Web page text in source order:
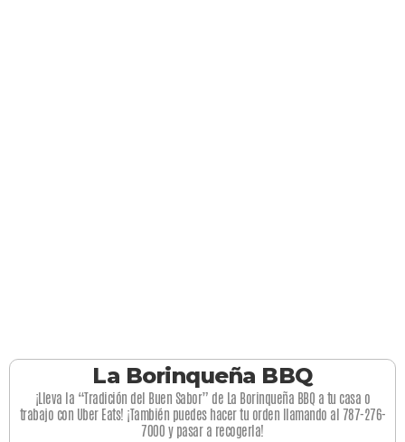
La Borinqueña BBQ
¡Lleva la “Tradición del Buen Sabor” de La Borinqueña BBQ a tu casa o
trabajo con Uber Eats! ¡También puedes hacer tu orden llamando al 787-276-
7000 y pasar a recogerla!